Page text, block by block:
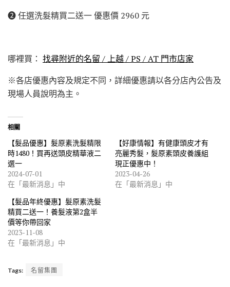
➋ 任選洗髮精買二送一 優惠價 2960 元
哪裡買： 找尋附近的名留 / 上越 / PS / AT 門市店家
※各店優惠內容及規定不同，詳細優惠請以各分店內公告及
現場人員說明為主。
相關
【髮品優惠】髮原素洗髮精限
時1480！買再送頭皮精華液二
選一
2024-07-01
在「最新消息」中
【好康情報】有健康頭皮才有
亮麗秀髮，髮原素頭皮養護組
現正優惠中！
2023-04-26
在「最新消息」中
【髮品年終優惠】髮原素洗髮
精買二送一！養髮液第2盒半
價等你帶回家
2023-11-08
在「最新消息」中
Tags: 名留集團